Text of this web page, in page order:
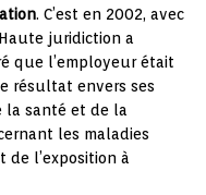
. C’est en 2002, avec
juridiction a
que l’employeur était
résultat envers ses
la santé et de la
les maladies
l’exposition à